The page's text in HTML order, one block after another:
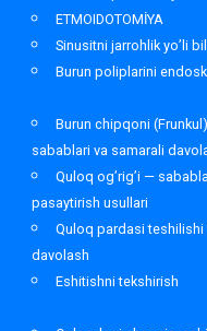
ETMOIDOTOMİYA
Sinusitni jarrohlik yo’li
Burun poliplarini
Burun chipqoni
sabablari va samarali
Quloq og’rig’i —
pasaytirish usullari
Quloq pardasi
davolash
Eshitishni tekshirish